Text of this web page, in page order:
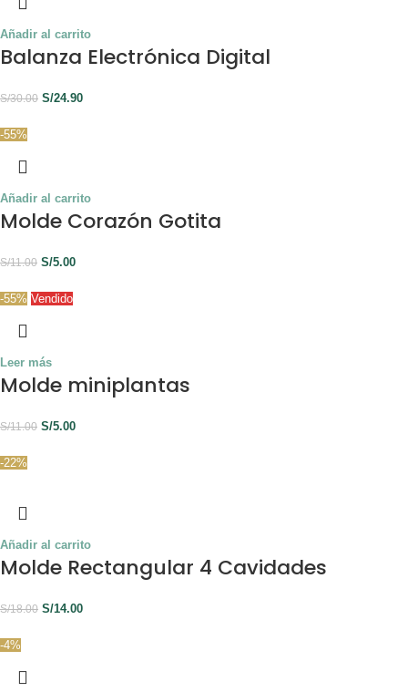
Añadir al carrito
Balanza Electrónica Digital
S/30.00 S/24.90
-55%
Añadir al carrito
Molde Corazón Gotita
S/11.00 S/5.00
-55% Vendido
Leer más
Molde miniplantas
S/11.00 S/5.00
-22%
Añadir al carrito
Molde Rectangular 4 Cavidades
S/18.00 S/14.00
-4%